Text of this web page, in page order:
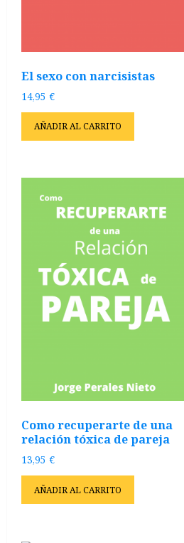
El sexo con narcisistas
14,95 €
AÑADIR AL CARRITO
Como recuperarte de una
relación tóxica de pareja
13,95 €
AÑADIR AL CARRITO